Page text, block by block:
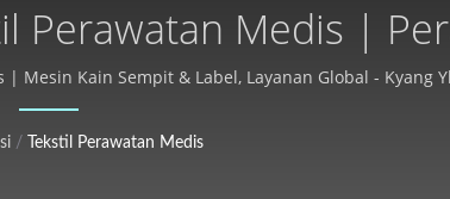
Perawatan Medis |
Gratis - Kyang
Mesin Kain Sempit & Label, Layanan Global - Kyang
/ Tekstil Perawatan Medis